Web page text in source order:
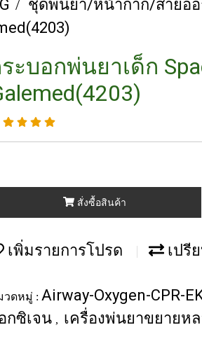
ชุดพ่นยา/หน้ากาก/สายอ
ะบอกพ่นยาเด็ก
สั่งซื้อสินค้า
เพิ่มรายการโปรด เปรี
วดหมู่ : Airway-Oxygen-CPR-
กซิเจน , เครื่องพ่นยาขยายห